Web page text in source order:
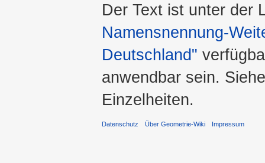
Der Text ist unter der
Namensnennung-
Deutschland"
anwendbar sein.
Einzelheiten.
Datenschutz Über Geometrie-Wiki Impressum